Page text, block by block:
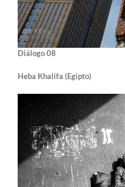
Diálogo 08
Heba Khalifa (Egipto)